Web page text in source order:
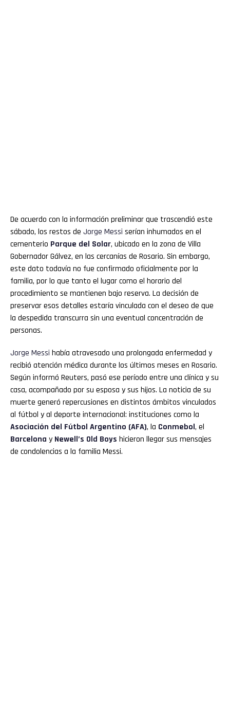
De acuerdo con la información preliminar que trascendió este
sábado, los restos de Jorge Messi serían inhumados en el
cementerio Parque del Solar, ubicado en la zona de Villa
Gobernador Gálvez, en las cercanías de Rosario. Sin embargo,
este dato todavía no fue confirmado oficialmente por la
familia, por lo que tanto el lugar como el horario del
procedimiento se mantienen bajo reserva. La decisión de
preservar esos detalles estaría vinculada con el deseo de que
la despedida transcurra sin una eventual concentración de
personas.
Jorge Messi había atravesado una prolongada enfermedad y
recibió atención médica durante los últimos meses en Rosario.
Según informó Reuters, pasó ese período entre una clínica y su
casa, acompañado por su esposa y sus hijos. La noticia de su
muerte generó repercusiones en distintos ámbitos vinculados
al fútbol y al deporte internacional: instituciones como la
Asociación del Fútbol Argentino (AFA), la Conmebol, el
Barcelona y Newell’s Old Boys hicieron llegar sus mensajes
de condolencias a la familia Messi.